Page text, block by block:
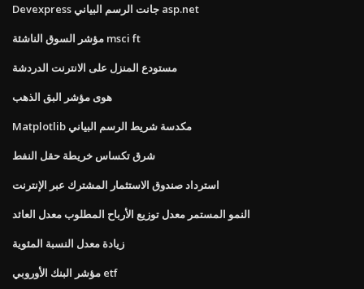
Devexpress جانت الرسم البياني asp.net
مؤشر السوق الناشئة msci ft
مستودع المنزل على الانترنت الدردشة
هوى مؤشر البق الذهب
Matplotlib مكدسة شريط الرسم البياني
شرق تكساس خريطة حقل النفط
استرداد صندوق الاستثمار المشترك عبر الإنترنت
النمو المستمر معدل توزيع الأرباح المطلوب معدل العائد
زيادة معدل النسبة المئوية
مؤشر البنك الأوروبي etf